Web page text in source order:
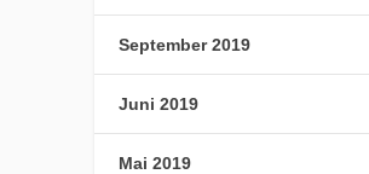
September 2019
Juni 2019
Mai 2019